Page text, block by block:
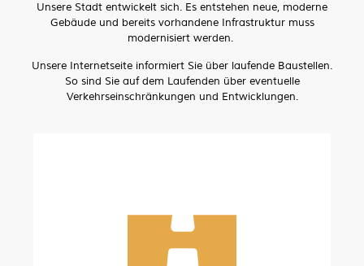
Unsere Stadt entwickelt sich. Es entstehen neue, moderne
Gebäude und bereits vorhandene Infrastruktur muss
modernisiert werden.
Unsere Internetseite informiert Sie über laufende Baustellen.
So sind Sie auf dem Laufenden über eventuelle
Verkehrseinschränkungen und Entwicklungen.